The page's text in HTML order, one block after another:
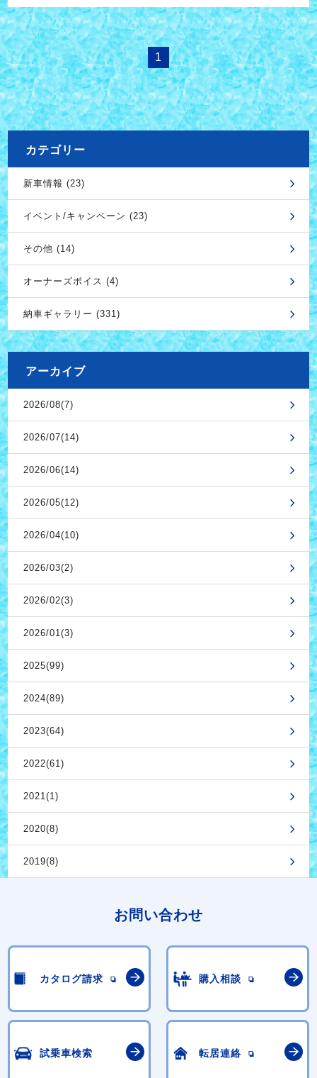
1
カテゴリー
新車情報 (23)
イベント/キャンペーン (23)
その他 (14)
オーナーズボイス (4)
納車ギャラリー (331)
アーカイブ
2026/08(7)
2026/07(14)
2026/06(14)
2026/05(12)
2026/04(10)
2026/03(2)
2026/02(3)
2026/01(3)
2025(99)
2024(89)
2023(64)
2022(61)
2021(1)
2020(8)
2019(8)
お問い合わせ
カタログ請求 購入相談
試乗車検索 転居連絡